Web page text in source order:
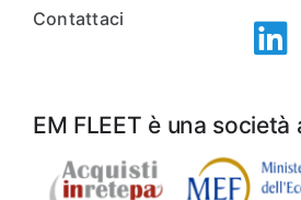
Contattaci
EM FLEET è una